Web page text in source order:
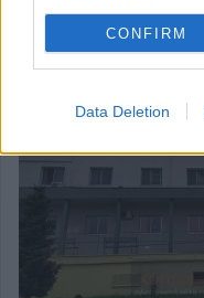
CONFIRM
Data Deletion